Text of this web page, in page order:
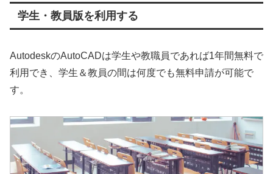
学生・教員版を利用する
AutodeskのAutoCADは学生や教職員であれば1年間無料で
利用でき、学生＆教員の間は何度でも無料申請が可能で
す。